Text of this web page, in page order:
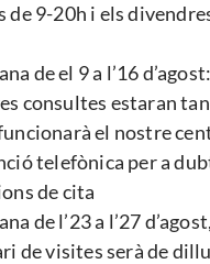
de 9-20h i els
de el 9 a l’16
consultes estaran
el nostre
telefònica per a
de cita
de l’23 a l’27
de visites serà de